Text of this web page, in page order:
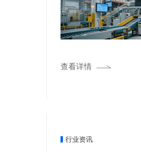
查看详情
行业资讯